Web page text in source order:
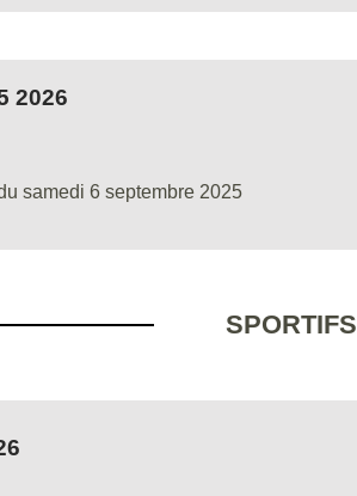
2026
samedi 6 septembre 2025
SPORTIFS